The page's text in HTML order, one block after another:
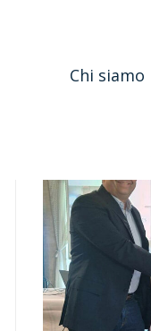
Chi siamo